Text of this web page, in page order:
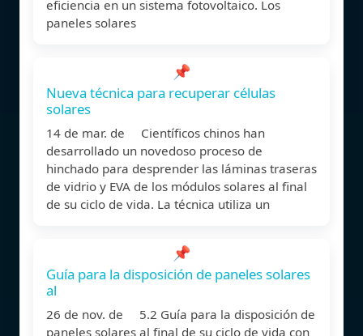
eficiencia en un sistema fotovoltaico. Los
paneles solares
📌
Nueva técnica para recuperar células
solares
14 de mar. de Científicos chinos han
desarrollado un novedoso proceso de
hinchado para desprender las láminas traseras
de vidrio y EVA de los módulos solares al final
de su ciclo de vida. La técnica utiliza un
📌
Guía para la disposición de paneles solares
al
26 de nov. de 5.2 Guía para la disposición de
paneles solares al final de su ciclo de vida con